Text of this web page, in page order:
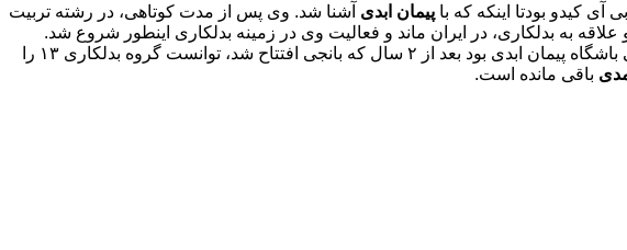
پیمان ابدی آشنا شد. وی پس از مدت کوتاهی، در رشته تربیت
و علاقه به بدلکاری، در ایران ماند و فعالیت وی در زمینه بدلکاری اینطور شروع شد.
ارشا اقدسی اولین مربی بانجی ایران است وی که سرمربی باشگاه پیمان ابدی بود بعد از ۲ سال که بانجی افتتاح شد، توانست گروه بدلکاری ۱۳ را
باقی مانده است.